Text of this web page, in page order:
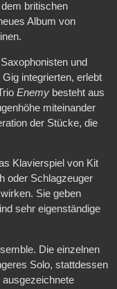
britischen
Album von
und
integrierten, erlebt
Enemybesteht aus
miteinander
der Stücke, die
Klavierspiel von Kit
oder Schlagzeuger
Sie geben
sehr eigenständige
Die einzelnen
Solo, stattdessen